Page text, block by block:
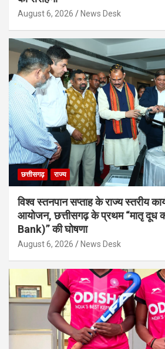
August 6, 2026 News Desk
छत्तीसगढ़ राज्य
विश्व स्तनपान सप्ताह के राज्य स्तरीय
आयोजन, छत्तीसगढ़ के प्रथम “मातृ
Bank)” की घोषणा
August 6, 2026 News Desk